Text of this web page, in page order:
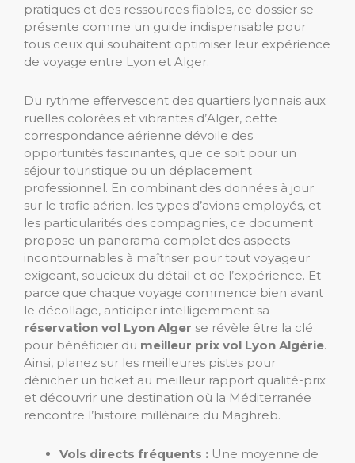
pratiques et des ressources fiables, ce dossier se
présente comme un guide indispensable pour
tous ceux qui souhaitent optimiser leur expérience
de voyage entre Lyon et Alger.
Du rythme effervescent des quartiers lyonnais aux
ruelles colorées et vibrantes d’Alger, cette
correspondance aérienne dévoile des
opportunités fascinantes, que ce soit pour un
séjour touristique ou un déplacement
professionnel. En combinant des données à jour
sur le trafic aérien, les types d’avions employés, et
les particularités des compagnies, ce document
propose un panorama complet des aspects
incontournables à maîtriser pour tout voyageur
exigeant, soucieux du détail et de l’expérience. Et
parce que chaque voyage commence bien avant
le décollage, anticiper intelligemment sa
réservation vol Lyon Alger se révèle être la clé
pour bénéficier du meilleur prix vol Lyon Algérie.
Ainsi, planez sur les meilleures pistes pour
dénicher un ticket au meilleur rapport qualité-prix
et découvrir une destination où la Méditerranée
rencontre l’histoire millénaire du Maghreb.
Vols directs fréquents : Une moyenne de